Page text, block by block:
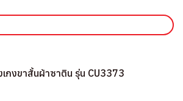
กงขาสั้นผ้าซาติน รุ่น CU3373